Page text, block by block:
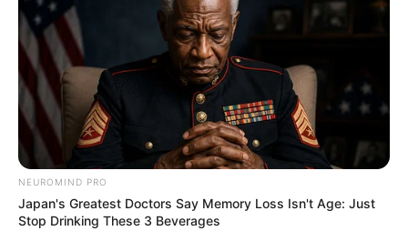
NEUROMIND PRO
Japan's Greatest Doctors Say Memory Loss Isn't Age: Just
Stop Drinking These 3 Beverages